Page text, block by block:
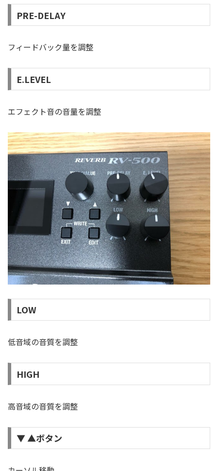
PRE-DELAY
フィードバック量を調整
E.LEVEL
エフェクト音の音量を調整
LOW
低音域の音質を調整
HIGH
高音域の音質を調整
▼ ▲ボタン